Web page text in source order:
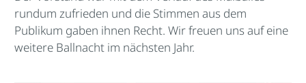
rundum zufrieden und die Stimmen aus dem
Publikum gaben ihnen Recht. Wir freuen uns auf eine
weitere Ballnacht im nächsten Jahr.